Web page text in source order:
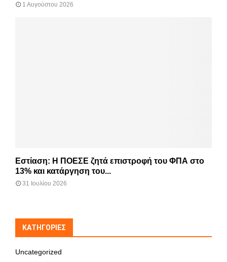
1 Αυγούστου 2026
Εστίαση: Η ΠΟΕΣΕ ζητά επιστροφή του ΦΠΑ στο
13% και κατάργηση του...
31 Ιουλίου 2026
KΑΤΗΓΟΡΊΕΣ
Uncategorized